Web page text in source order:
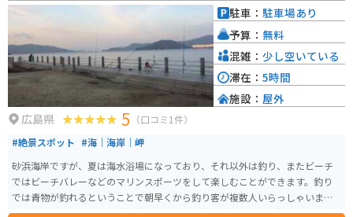
広島県 5 （口コミ1件）
#絶景スポット #海｜海岸｜岬
砂浜海岸ですが、夏は海水浴場になっており、それ以外は釣り、またビーチ
ではビーチバレーなどのマリンスポーツをして楽しむことができます。釣り
では青物が釣れるということで朝早くから釣り客が複数人いらっしゃいまし
た。下に落とせばカワハギなども狙うことが出来、初心者から経験者まで楽
駐車： 駐車場あり
予算： 無料
混雑： 少し空いている
滞在： 5時間
施設： 屋外